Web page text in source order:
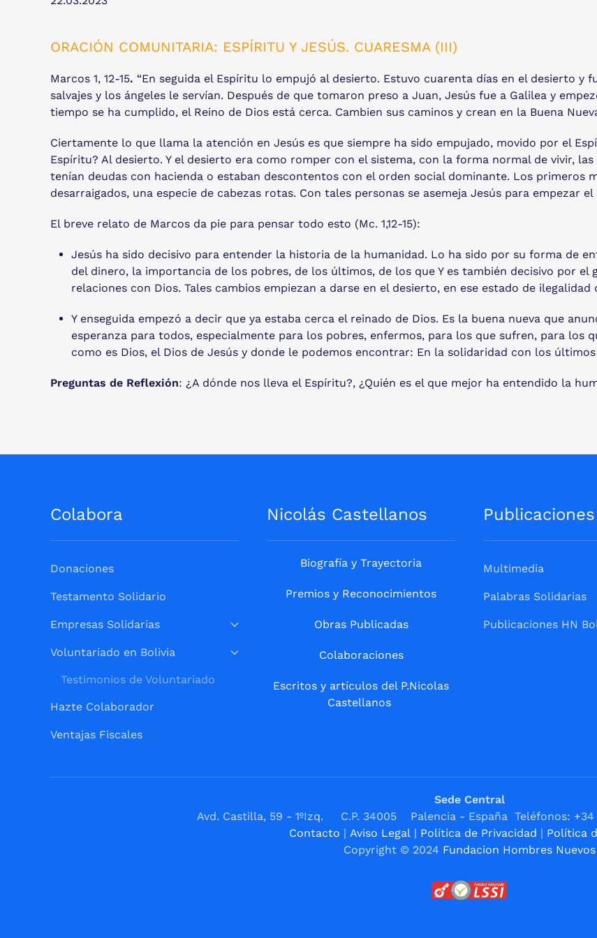
ORACIÓN COMUNITARIA: ESPÍRITU Y JESÚS. CUARESMA (III)
Marcos 1, 12-15. “En seguida el Espíritu lo empujó al desierto. Estuvo cuarenta días en el desierto y
salvajes y los ángeles le servían. Después de que tomaron preso a Juan, Jesús fue a Galilea y
tiempo se ha cumplido, el Reino de Dios está cerca. Cambien sus caminos y crean en la Buena
Ciertamente lo que llama la atención en Jesús es que siempre ha sido empujado, movido por el
Espíritu? Al desierto. Y el desierto era como romper con el sistema, con la forma normal de vivir,
tenían deudas con hacienda o estaban descontentos con el orden social dominante. Los primeros
desarraigados, una especie de cabezas rotas. Con tales personas se asemeja Jesús para empezar
El breve relato de Marcos da pie para pensar todo esto (Mc. 1,12-15):
Jesús ha sido decisivo para entender la historia de la humanidad. Lo ha sido por su forma de
del dinero, la importancia de los pobres, de los últimos, de los que Y es también decisivo por
relaciones con Dios. Tales cambios empiezan a darse en el desierto, en ese estado de
Y enseguida empezó a decir que ya estaba cerca el reinado de Dios. Es la buena nueva que
esperanza para todos, especialmente para los pobres, enfermos, para los que sufren, para los
como es Dios, el Dios de Jesús y donde le podemos encontrar: En la solidaridad con los
Preguntas de Reflexión: ¿A dónde nos lleva el Espíritu?, ¿Quién es el que mejor ha entendido la
Colabora
Donaciones
Testamento Solidario
Empresas Solidarias
Voluntariado en Bolivia
Testimonios de Voluntariado
Hazte Colaborador
Ventajas Fiscales
Nicolás Castellanos
Biografía y Trayectoria
Premios y Reconocimientos
Obras Publicadas
Colaboraciones
Escritos y artículos del P.Nicolas
Castellanos
Publicaciones
Multimedia
Palabras Solidarias
Publicaciones HN
Sede Central
Avd. Castilla, 59 - 1ºIzq. C.P. 34005 Palencia - España Teléfonos: +34
Contacto | Aviso Legal | Política de Privacidad | Política
Copyright © 2024 Fundacion Hombres Nuevos